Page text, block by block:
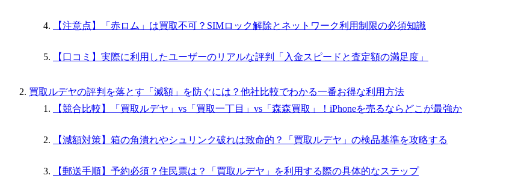
【注意点】「赤ロム」は買取不可？SIMロック解除とネットワーク利用制限の必須知識
【口コミ】実際に利用したユーザーのリアルな評判「入金スピードと査定額の満足度」
買取ルデヤの評判を落とす「減額」を防ぐには？他社比較でわかる一番お得な利用方法
【競合比較】「買取ルデヤ」vs「買取一丁目」vs「森森買取」！iPhoneを売るならどこが最強か
【減額対策】箱の角潰れやシュリンク破れは致命的？「買取ルデヤ」の検品基準を攻略する
【郵送手順】予約必須？住民票は？「買取ルデヤ」を利用する際の具体的なステップ